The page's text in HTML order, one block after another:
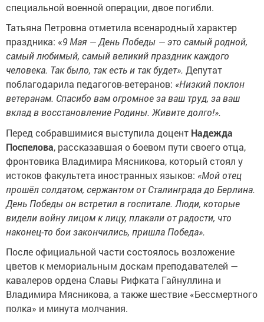
специальной военной операции, двое погибли.
Татьяна Петровна отметила всенародный характер
праздника: «9 Мая — День Победы — это самый родной,
самый любимый, самый великий праздник каждого
человека. Так было, так есть и так будет». Депутат
поблагодарила педагогов-ветеранов: «Низкий поклон
ветеранам. Спасибо вам огромное за ваш труд, за ваш
вклад в восстановление Родины. Живите долго!».
Перед собравшимися выступила доцент Надежда
Поспелова, рассказавшая о боевом пути своего отца,
фронтовика Владимира Мясникова, который стоял у
истоков факультета иностранных языков: «Мой отец
прошёл солдатом, сержантом от Сталинграда до Берлина.
День Победы он встретил в госпитале. Люди, которые
видели войну лицом к лицу, плакали от радости, что
наконец-то бои закончились, пришла Победа».
После официальной части состоялось возложение
цветов к мемориальным доскам преподавателей —
кавалеров ордена Славы Рифката Гайнуллина и
Владимира Мясникова, а также шествие «Бессмертного
полка» и минута молчания.